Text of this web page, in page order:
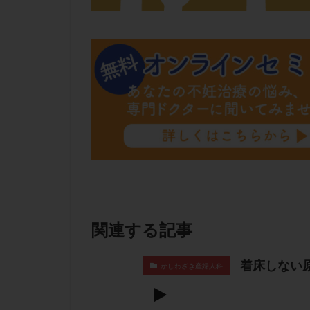
関連する記事
かしわざき産婦人科 着床しない